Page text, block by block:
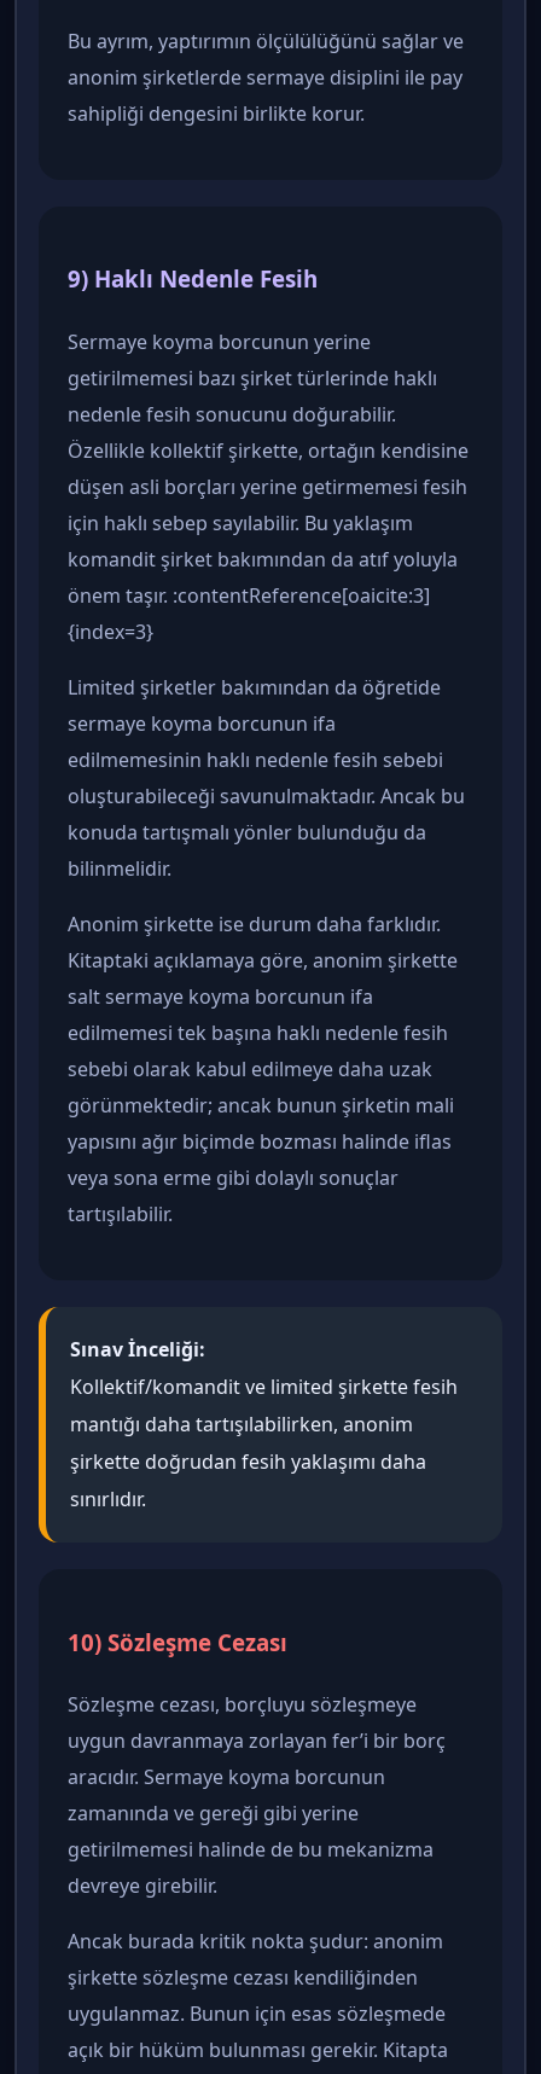
Bu ayrım, yaptırımın ölçülülüğünü sağlar ve
anonim şirketlerde sermaye disiplini ile pay
sahipliği dengesini birlikte korur.
9) Haklı Nedenle Fesih
Sermaye koyma borcunun yerine
getirilmemesi bazı şirket türlerinde haklı
nedenle fesih sonucunu doğurabilir.
Özellikle kollektif şirkette, ortağın kendisine
düşen asli borçları yerine getirmemesi fesih
için haklı sebep sayılabilir. Bu yaklaşım
komandit şirket bakımından da atıf yoluyla
önem taşır. :contentReference[oaicite:3]
{index=3}
Limited şirketler bakımından da öğretide
sermaye koyma borcunun ifa
edilmemesinin haklı nedenle fesih sebebi
oluşturabileceği savunulmaktadır. Ancak bu
konuda tartışmalı yönler bulunduğu da
bilinmelidir.
Anonim şirkette ise durum daha farklıdır.
Kitaptaki açıklamaya göre, anonim şirkette
salt sermaye koyma borcunun ifa
edilmemesi tek başına haklı nedenle fesih
sebebi olarak kabul edilmeye daha uzak
görünmektedir; ancak bunun şirketin mali
yapısını ağır biçimde bozması halinde iflas
veya sona erme gibi dolaylı sonuçlar
tartışılabilir.
Sınav İnceliği:
Kollektif/komandit ve limited şirkette fesih
mantığı daha tartışılabilirken, anonim
şirkette doğrudan fesih yaklaşımı daha
sınırlıdır.
10) Sözleşme Cezası
Sözleşme cezası, borçluyu sözleşmeye
uygun davranmaya zorlayan fer’i bir borç
aracıdır. Sermaye koyma borcunun
zamanında ve gereği gibi yerine
getirilmemesi halinde de bu mekanizma
devreye girebilir.
Ancak burada kritik nokta şudur: anonim
şirkette sözleşme cezası kendiliğinden
uygulanmaz. Bunun için esas sözleşmede
açık bir hüküm bulunması gerekir. Kitapta